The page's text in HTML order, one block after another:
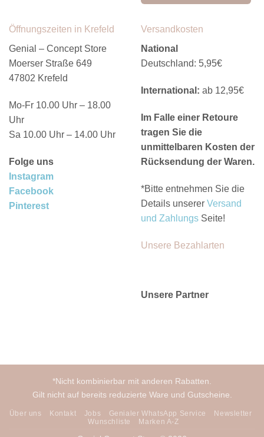
Öffnungszeiten in Krefeld
Genial – Concept Store
Moerser Straße 649
47802 Krefeld
Mo-Fr 10.00 Uhr – 18.00
Uhr
Sa 10.00 Uhr – 14.00 Uhr
Folge uns
Instagram
Facebook
Pinterest
Versandkosten
National
Deutschland: 5,95€
International: ab 12,95€
Im Falle einer Retoure
tragen Sie die
unmittelbaren Kosten der
Rücksendung der Waren.
*Bitte entnehmen Sie die
Details unserer Versand
und Zahlungs Seite!
Unsere Bezahlarten
Unsere Partner
*Nicht kombinierbar mit anderen Rabatten.
Gilt nicht auf bereits reduzierte Ware und Gutscheine.
Über uns Kontakt Jobs Genialer WhatsApp Service
Newsletter
Wunschliste
Marken A-Z